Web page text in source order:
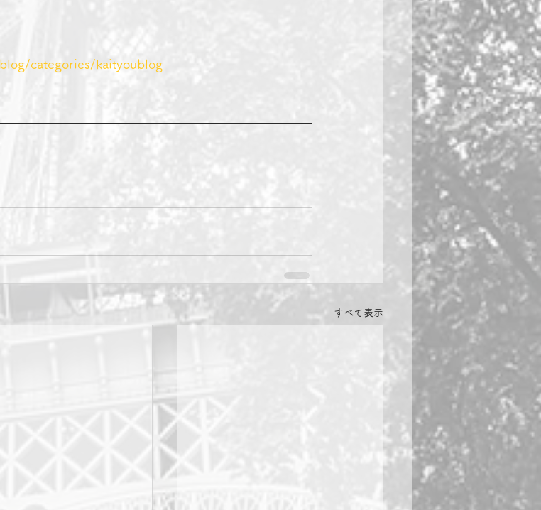
categories/kaityoublog
すべて表示